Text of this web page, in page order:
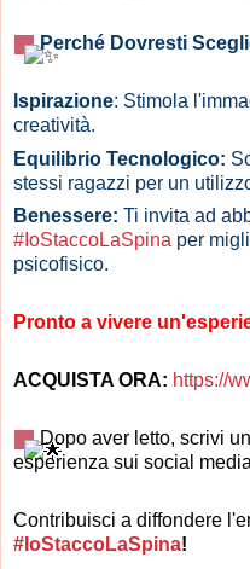
Perché Dovresti
Ispirazione: Stimola
creatività.
Equilibrio Tecnologico:
stessi ragazzi per un
Benessere: Ti invita ad
#IoStaccoLaSpina per
psicofisico.
Pronto a vivere
ACQUISTA ORA: https://
Dopo aver letto, scrivi
esperienza sui social
Contribuisci a diffondere
#IoStaccoLaSpina!